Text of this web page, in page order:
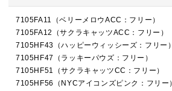
7105FA11（ベリーメロウACC：フリー）
7105FA12（サクラキャッツACC：フリー）
7105HF43（ハッピーウィッシーズ：フリー）
7105HF47（ラッキーパウズ：フリー）
7105HF51（サクラキャッツCC：フリー）
7105HF56（NYCアイコンズピンク：フリー）